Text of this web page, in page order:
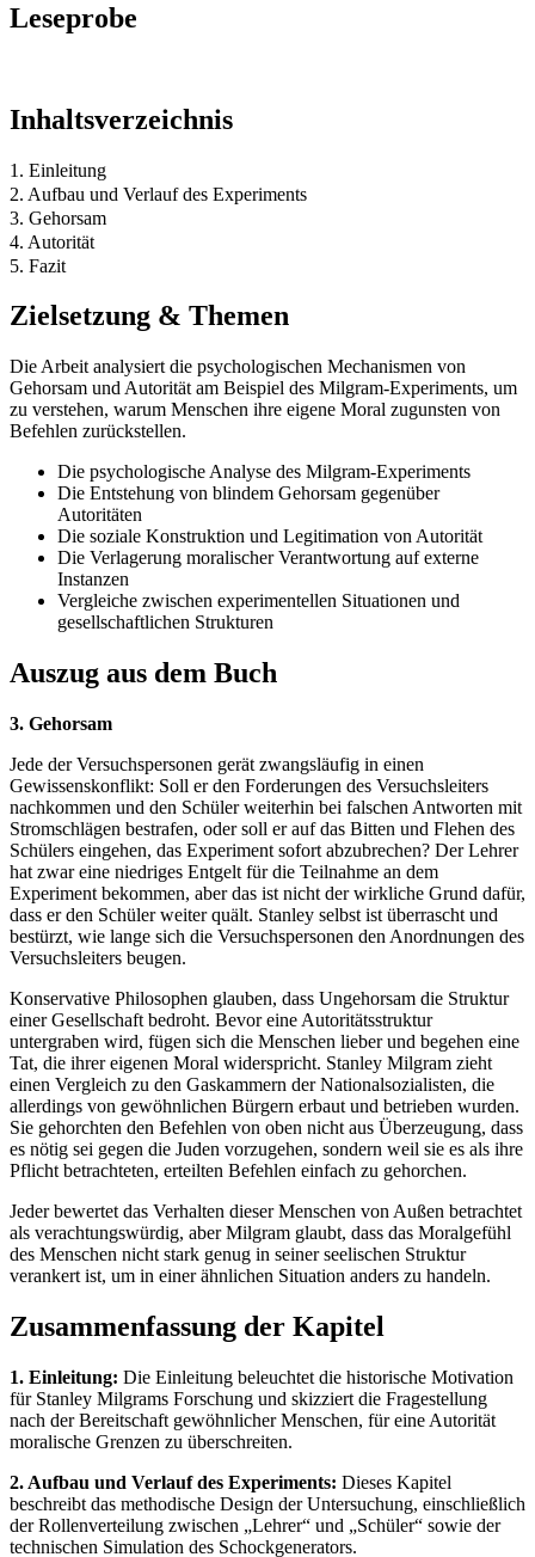
Leseprobe
Inhaltsverzeichnis
1. Einleitung
2. Aufbau und Verlauf des Experiments
3. Gehorsam
4. Autorität
5. Fazit
Zielsetzung & Themen
Die Arbeit analysiert die psychologischen Mechanismen von
Gehorsam und Autorität am Beispiel des Milgram-Experiments, um
zu verstehen, warum Menschen ihre eigene Moral zugunsten von
Befehlen zurückstellen.
Die psychologische Analyse des Milgram-Experiments
Die Entstehung von blindem Gehorsam gegenüber
Autoritäten
Die soziale Konstruktion und Legitimation von Autorität
Die Verlagerung moralischer Verantwortung auf externe
Instanzen
Vergleiche zwischen experimentellen Situationen und
gesellschaftlichen Strukturen
Auszug aus dem Buch
3. Gehorsam
Jede der Versuchspersonen gerät zwangsläufig in einen
Gewissenskonflikt: Soll er den Forderungen des Versuchsleiters
nachkommen und den Schüler weiterhin bei falschen Antworten mit
Stromschlägen bestrafen, oder soll er auf das Bitten und Flehen des
Schülers eingehen, das Experiment sofort abzubrechen? Der Lehrer
hat zwar eine niedriges Entgelt für die Teilnahme an dem
Experiment bekommen, aber das ist nicht der wirkliche Grund dafür,
dass er den Schüler weiter quält. Stanley selbst ist überrascht und
bestürzt, wie lange sich die Versuchspersonen den Anordnungen des
Versuchsleiters beugen.
Konservative Philosophen glauben, dass Ungehorsam die Struktur
einer Gesellschaft bedroht. Bevor eine Autoritätsstruktur
untergraben wird, fügen sich die Menschen lieber und begehen eine
Tat, die ihrer eigenen Moral widerspricht. Stanley Milgram zieht
einen Vergleich zu den Gaskammern der Nationalsozialisten, die
allerdings von gewöhnlichen Bürgern erbaut und betrieben wurden.
Sie gehorchten den Befehlen von oben nicht aus Überzeugung, dass
es nötig sei gegen die Juden vorzugehen, sondern weil sie es als ihre
Pflicht betrachteten, erteilten Befehlen einfach zu gehorchen.
Jeder bewertet das Verhalten dieser Menschen von Außen betrachtet
als verachtungswürdig, aber Milgram glaubt, dass das Moralgefühl
des Menschen nicht stark genug in seiner seelischen Struktur
verankert ist, um in einer ähnlichen Situation anders zu handeln.
Zusammenfassung der Kapitel
1. Einleitung: Die Einleitung beleuchtet die historische Motivation
für Stanley Milgrams Forschung und skizziert die Fragestellung
nach der Bereitschaft gewöhnlicher Menschen, für eine Autorität
moralische Grenzen zu überschreiten.
2. Aufbau und Verlauf des Experiments: Dieses Kapitel
beschreibt das methodische Design der Untersuchung, einschließlich
der Rollenverteilung zwischen „Lehrer“ und „Schüler“ sowie der
technischen Simulation des Schockgenerators.